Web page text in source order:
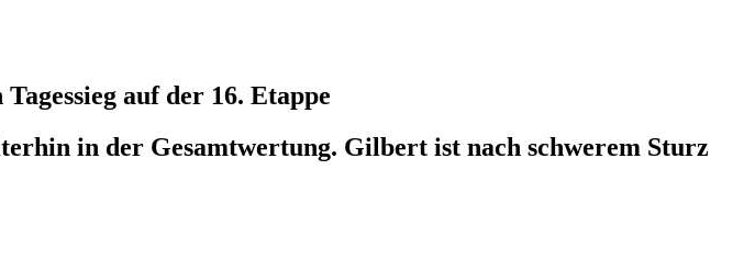
auf der 16. Etappe
in der Gesamtwertung. Gilbert ist nach schwerem Sturz